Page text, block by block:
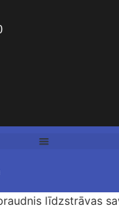
līdzstrāvas